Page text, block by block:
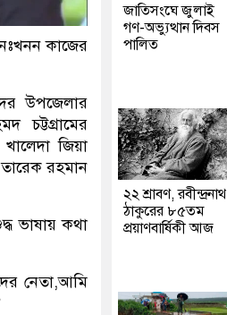
কাজের
উপজেলার
চট্টগ্রামের
জিয়া
তারেক রহমান
ভাষায় কথা
নেতা,আমি
জাতিসংঘে জুলাই
গণ-অভ্যুত্থান দিবস
পালিত
২২ শ্রাবণ, রবীন্দ্রনাথ
ঠাকুরের ৮৫তম
প্রয়াণবার্ষিকী আজ